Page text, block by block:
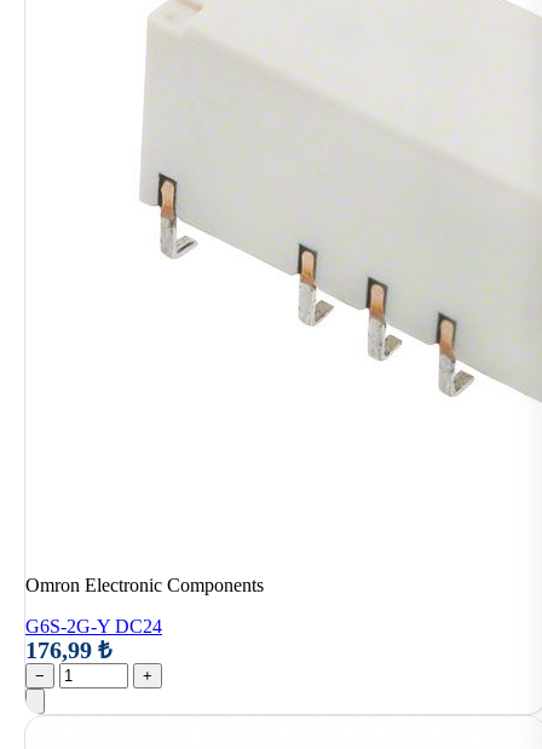
Omron Electronic Components
G6S-2G-Y DC24
176,99 ₺
− +